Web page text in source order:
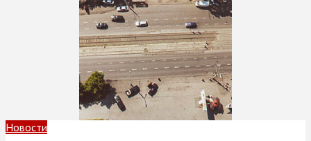
Новости